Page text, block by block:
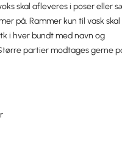
skal afleveres i poser eller
på. Rammer kun til vask skal
i hver bundt med navn og
partier modtages gerne